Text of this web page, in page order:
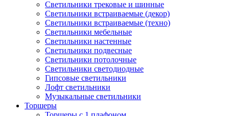
Светильники трековые и шинные
Светильники встраиваемые (декор)
Светильники встраиваемые (техно)
Светильники мебельные
Светильники настенные
Светильники подвесные
Светильники потолочные
Светильники светодиодные
Гипсовые светильники
Лофт светильники
Музыкальные светильники
Торшеры